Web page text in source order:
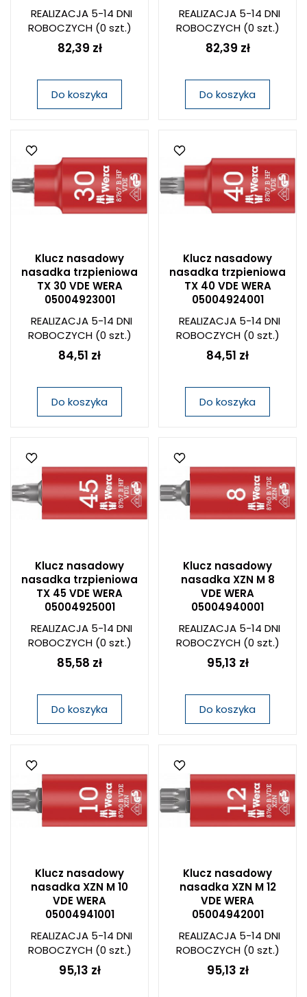
REALIZACJA 5-14 DNI
ROBOCZYCH(0 szt.)
82,39 zł
Do koszyka
REALIZACJA 5-14 DNI
ROBOCZYCH(0 szt.)
82,39 zł
Do koszyka
Klucz nasadowy
nasadka trzpieniowa
TX 30 VDE WERA
05004923001
REALIZACJA 5-14 DNI
ROBOCZYCH(0 szt.)
84,51 zł
Do koszyka
Klucz nasadowy
nasadka trzpieniowa
TX 40 VDE WERA
05004924001
REALIZACJA 5-14 DNI
ROBOCZYCH(0 szt.)
84,51 zł
Do koszyka
Klucz nasadowy
nasadka trzpieniowa
TX 45 VDE WERA
05004925001
REALIZACJA 5-14 DNI
ROBOCZYCH(0 szt.)
85,58 zł
Do koszyka
Klucz nasadowy
nasadka XZN M 8
VDE WERA
05004940001
REALIZACJA 5-14 DNI
ROBOCZYCH(0 szt.)
95,13 zł
Do koszyka
Klucz nasadowy
nasadka XZN M 10
VDE WERA
05004941001
REALIZACJA 5-14 DNI
ROBOCZYCH(0 szt.)
95,13 zł
Klucz nasadowy
nasadka XZN M 12
VDE WERA
05004942001
REALIZACJA 5-14 DNI
ROBOCZYCH(0 szt.)
95,13 zł